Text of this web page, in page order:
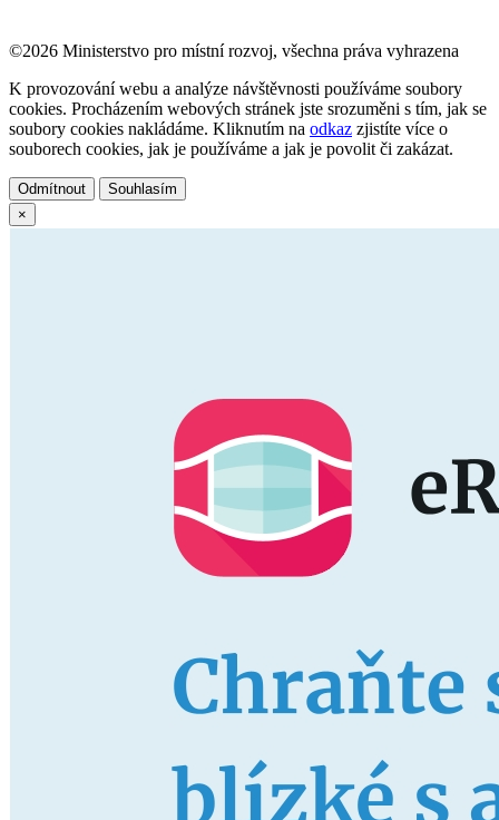
©2026 Ministerstvo pro místní rozvoj, všechna práva vyhrazena
K provozování webu a analýze návštěvnosti používáme soubory
cookies. Procházením webových stránek jste srozuměni s tím, jak se
soubory cookies nakládáme. Kliknutím na odkaz zjistíte více o
souborech cookies, jak je používáme a jak je povolit či zakázat.
Odmítnout
Souhlasím
×